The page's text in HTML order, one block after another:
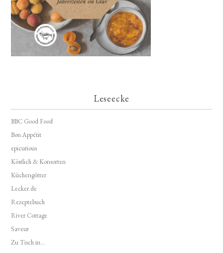
Leseecke
BBC Good Food
Bon Appétit
epicurious
Köstlich & Konsorten
Küchengötter
Lecker.de
Rezeptebuch
River Cottage
Saveur
Zu Tisch in...